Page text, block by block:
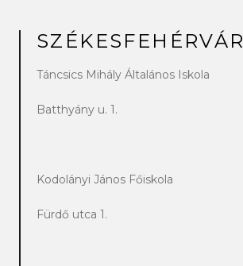
SZÉKESFEHÉRVÁR
Táncsics Mihály Általános Iskola
Batthyány u. 1.
Kodolányi János Főiskola
Fürdő utca 1.